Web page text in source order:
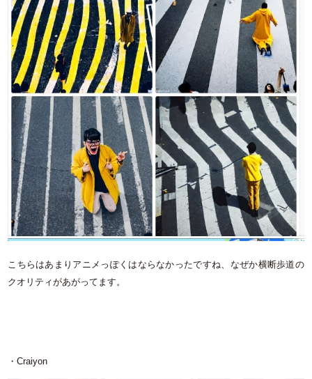
こちらはあまりアニメっぽくはならなかったですね、なぜか横断歩道の
クオリティがあがってます。
・Craiyon